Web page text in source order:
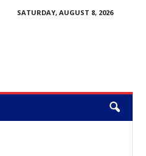
SATURDAY, AUGUST 8, 2026